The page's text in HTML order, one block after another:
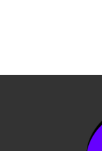
5